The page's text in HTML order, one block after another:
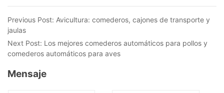
Previous Post: Avicultura: comederos, cajones de transporte y
jaulas
Next Post: Los mejores comederos automáticos para pollos y
comederos automáticos para aves
Mensaje